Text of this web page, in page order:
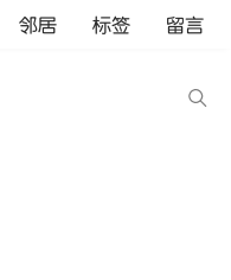
邻居 标签 留言